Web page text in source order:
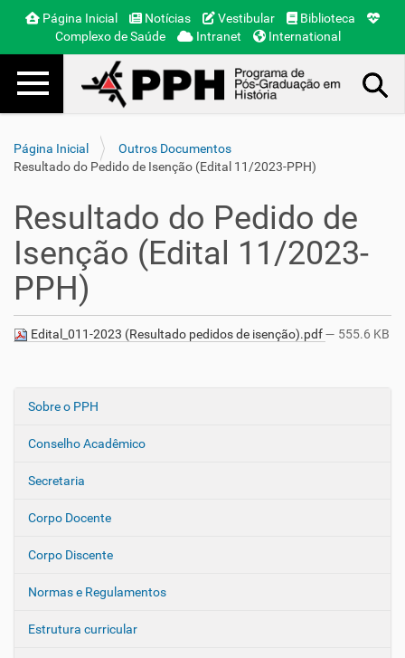
Página Inicial Notícias Vestibular
Biblioteca
Complexo de Saúde
Intranet International
Toggle navigation
Página Inicial
Outros Documentos
Resultado do Pedido de Isenção (Edital 11/2023-PPH)
N
e
a
ç
o
Sobre o PPH
Conselho Acadêmico
Secretaria
Corpo Docente
Corpo Discente
Normas e Regulamentos
Estrutura curricular
Resultado do Pedido de
Isenção (Edital 11/2023-
PPH)
Edital_011-2023 (Resultado pedidos de isenção).pdf— 555.6 KB